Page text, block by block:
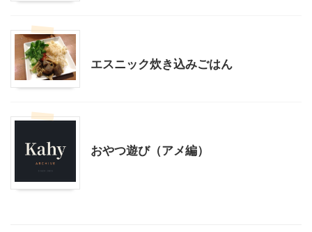
エスニック炊き込みごはん
おやつ遊び（アメ編）